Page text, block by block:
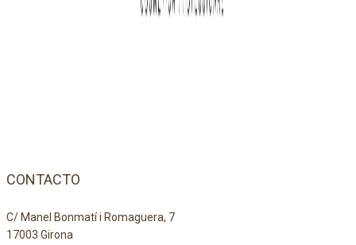
CONTACTO
C/ Manel Bonmatí i Romaguera, 7
17003 Girona